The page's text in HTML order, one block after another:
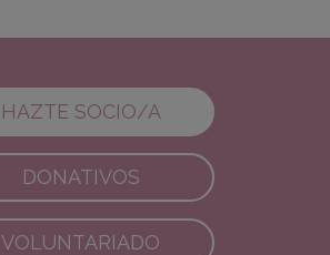
HAZTE SOCIO/A
DONATIVOS
VOLUNTARIADO